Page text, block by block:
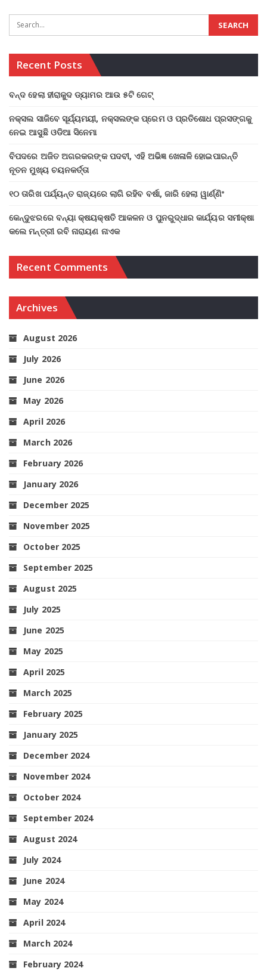
Recent Posts
ବନ୍ଦ ହେଲା ହୀରାକୁଦ ଡ୍ୟାମର ଆଉ ୫ଟି ଗେଟ୍
ନକ୍ସଲ ସାଜିବେ ସୂର୍ଯ୍ୟମୟୀ, ନକ୍ସଲଙ୍କ ପ୍ରେମ ଓ ପ୍ରତିଶୋଧ ପ୍ରସଙ୍ଗକୁ
ନେଇ ଆସୁଛି ଓଡିଆ ସିନେମା
ବିପଦରେ ଅଜିତ ଅଗରକରଙ୍କ ପଦବୀ, ଏହି ଅଭିଜ୍ଞ ଖେଳାଳି ହୋଇପାରନ୍ତି
ନୂତନ ମୁଖ୍ୟ ଚୟନକର୍ତ୍ତା
୧୦ ତାରିଖ ପର୍ଯ୍ୟନ୍ତ ରାଜ୍ୟରେ ଲାଗି ରହିବ ବର୍ଷା, ଜାରି ହେଲା ୱାର୍ଣ୍ଣିଂ
କେନ୍ଦୁଝରରେ ବନ୍ୟା କ୍ଷୟକ୍ଷତି ଆକଳନ ଓ ପୁନରୁଦ୍ଧାର କାର୍ଯ୍ୟର ସମୀକ୍ଷା
କଲେ ମନ୍ତ୍ରୀ ରବି ନାରାୟଣ ନାଏକ
Recent Comments
Archives
August 2026
July 2026
June 2026
May 2026
April 2026
March 2026
February 2026
January 2026
December 2025
November 2025
October 2025
September 2025
August 2025
July 2025
June 2025
May 2025
April 2025
March 2025
February 2025
January 2025
December 2024
November 2024
October 2024
September 2024
August 2024
July 2024
June 2024
May 2024
April 2024
March 2024
February 2024